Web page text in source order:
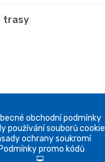
trasy
obchodní podmínky
používání souborů cookie
ochrany soukromí
Podmínky promo kódů
d